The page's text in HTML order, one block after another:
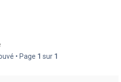
• Page 1 sur 1